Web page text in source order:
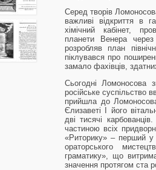
Серед творів
важливі відкриття в
хімічний кабінет,
планети Венера
розробляв план
піклувався про
замало фахівців,
Сьогодні Ломоносова
російське суспільство
прийшла до
Єлизаветі I його
дві тисячі
частиною всіх
«Риторику» – перший у
ораторського
граматику», що
значення протягом ста